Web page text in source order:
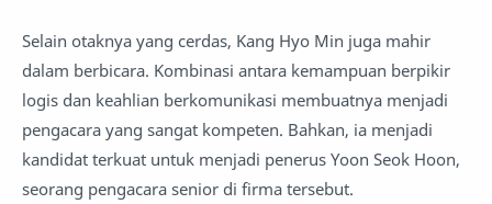
Selain otaknya yang cerdas, Kang Hyo Min juga mahir
dalam berbicara. Kombinasi antara kemampuan berpikir
logis dan keahlian berkomunikasi membuatnya menjadi
pengacara yang sangat kompeten. Bahkan, ia menjadi
kandidat terkuat untuk menjadi penerus Yoon Seok Hoon,
seorang pengacara senior di firma tersebut.